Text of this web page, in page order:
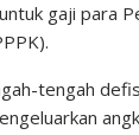
gaji para
tengah